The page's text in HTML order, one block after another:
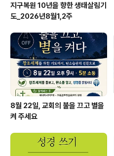
지구복원 10년을 향한 생태살림기
도_2026년8월1,2주
8월 22일, 교회의 불을 끄고 별을
켜 주세요